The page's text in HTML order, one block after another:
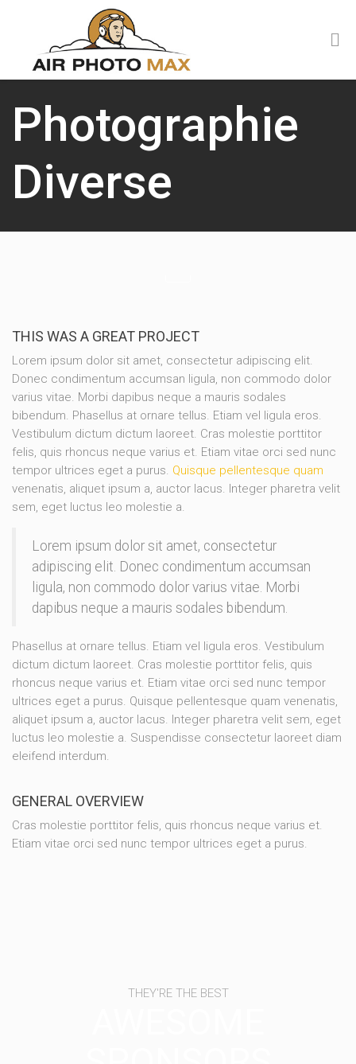
Photographie
Diverse
THIS WAS A GREAT PROJECT
Lorem ipsum dolor sit amet, consectetur adipiscing elit.
Donec condimentum accumsan ligula, non commodo dolor
varius vitae. Morbi dapibus neque a mauris sodales
bibendum. Phasellus at ornare tellus. Etiam vel ligula eros.
Vestibulum dictum dictum laoreet. Cras molestie porttitor
felis, quis rhoncus neque varius et. Etiam vitae orci sed nunc
tempor ultrices eget a purus. Quisque pellentesque quam
venenatis, aliquet ipsum a, auctor lacus. Integer pharetra velit
sem, eget luctus leo molestie a.
Lorem ipsum dolor sit amet, consectetur
adipiscing elit. Donec condimentum accumsan
ligula, non commodo dolor varius vitae. Morbi
dapibus neque a mauris sodales bibendum.
Phasellus at ornare tellus. Etiam vel ligula eros. Vestibulum
dictum dictum laoreet. Cras molestie porttitor felis, quis
rhoncus neque varius et. Etiam vitae orci sed nunc tempor
ultrices eget a purus. Quisque pellentesque quam venenatis,
aliquet ipsum a, auctor lacus. Integer pharetra velit sem, eget
luctus leo molestie a. Suspendisse consectetur laoreet diam
eleifend interdum.
GENERAL OVERVIEW
Cras molestie porttitor felis, quis rhoncus neque varius et.
Etiam vitae orci sed nunc tempor ultrices eget a purus.
THEY'RE THE BEST